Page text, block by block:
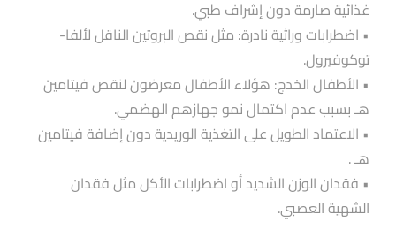
غذائية صارمة دون إشراف طبي.
• اضطرابات وراثية نادرة: مثل نقص البروتين الناقل لألفا-
توكوفيرول.
• الأطفال الخدج: هؤلاء الأطفال معرضون لنقص فيتامين
هـ بسبب عدم اكتمال نمو جهازهم الهضمي.
• الاعتماد الطويل على التغذية الوريدية دون إضافة فيتامين
هـ .
• فقدان الوزن الشديد أو اضطرابات الأكل مثل فقدان
الشهية العصبي.